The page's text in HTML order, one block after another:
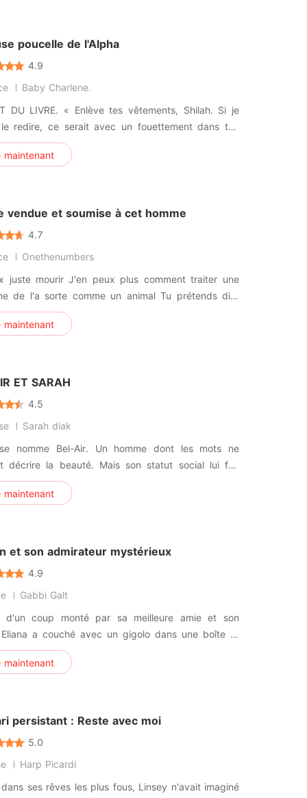
poucelle de l'Alpha
4.9
Baby Charlene.
Enlève tes vêtements, Shilah. Si je
redire, ce serait avec un fouettement dans ton
mots froids se faisaient entendre, faisant Shilah
Elle reserrait sa robe contre sa
maintenant
vendue et soumise à cet homme
4.7
Onethenumbers
J'en peux plus comment traiter une
l'a sorte comme un animal Tu prétends dire
que je suis ta femme mais tu me traites comme
Et ce bébé que j'attends est juste innocent
maintenant
ET SARAH
4.5
Sarah diak
nomme Bel-Air. Un homme dont les mots ne
fait
Elle se nomme sarah. La fille d'un
qui tombe sous le charme du bel homme.
maintenant
et son admirateur mystérieux
4.9
Gabbi Galt
d'un coup monté par sa meilleure amie et son
a couché avec un gigolo dans une boîte et
enceinte. Cinq ans après avoir donné naissance
elle est rentrée chez elle et a travaillé pour
maintenant
persistant : Reste avec moi
5.0
Harp Picardi
ses rêves les plus fous, Linsey n'avait imaginé